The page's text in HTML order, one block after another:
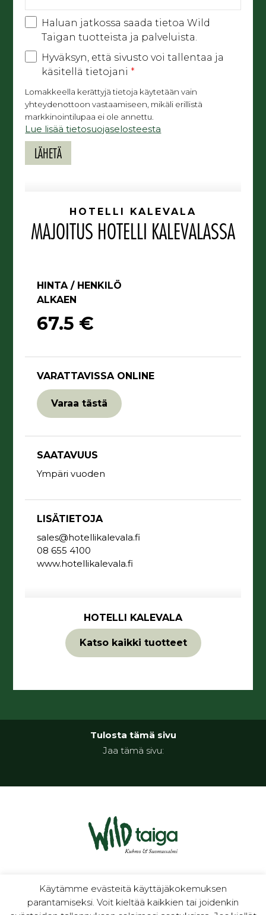
Haluan jatkossa saada tietoa Wild
Taigan tuotteista ja palveluista.
Hyväksyn, että sivusto voi tallentaa ja
käsitellä tietojani *
Lomakkeella kerättyjä tietoja käytetään vain
yhteydenottoon vastaamiseen, mikäli erillistä
markkinointilupaa ei ole annettu.
Lue lisää tietosuojaselosteesta
HOTELLI KALEVALA
MAJOITUS HOTELLI KALEVALASSA
HINTA / HENKILÖ
ALKAEN
67.5 €
VARATTAVISSA ONLINE
Varaa tästä
SAATAVUUS
Ympäri vuoden
LISÄTIETOJA
sales@hotellikalevala.fi
08 655 4100
www.hotellikalevala.fi
HOTELLI KALEVALA
Katso kaikki tuotteet
Tulosta tämä sivu
Jaa tämä sivu:
luontoa ja kulttuuria
Käytämme evästeitä käyttäjäkokemuksen
parantamiseksi. Voit kieltää kaikkien tai joidenkin